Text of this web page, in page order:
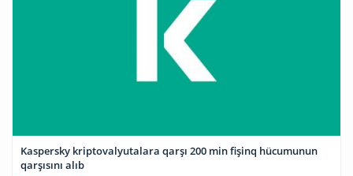
Kaspersky kriptovalyutalara qarşı 200 min fişinq hücumunun
qarşısını alıb